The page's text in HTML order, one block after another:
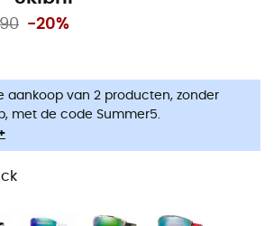
-20%
aankoop van 2 producten, zonder
met de code Summer5.